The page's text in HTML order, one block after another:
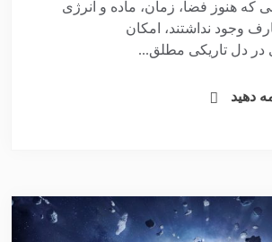
که هنوز فضا، زمان، ماده و انرژی
وجود نداشتند، امکان
دل تاریکی مطلق...
دهید